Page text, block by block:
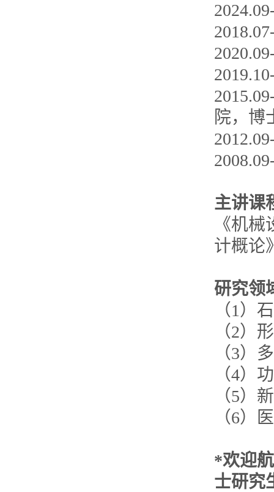
院，博
主讲课
《机
计概论
研究领
（1）
（2）
（3）
（4）
（5）
（6）
*欢迎
士研究